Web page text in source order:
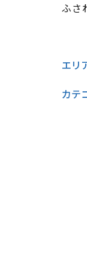
ふさ
エリ
カテ